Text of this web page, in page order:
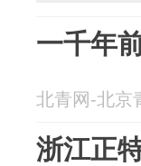
一千年
北青网-北京
浙江正